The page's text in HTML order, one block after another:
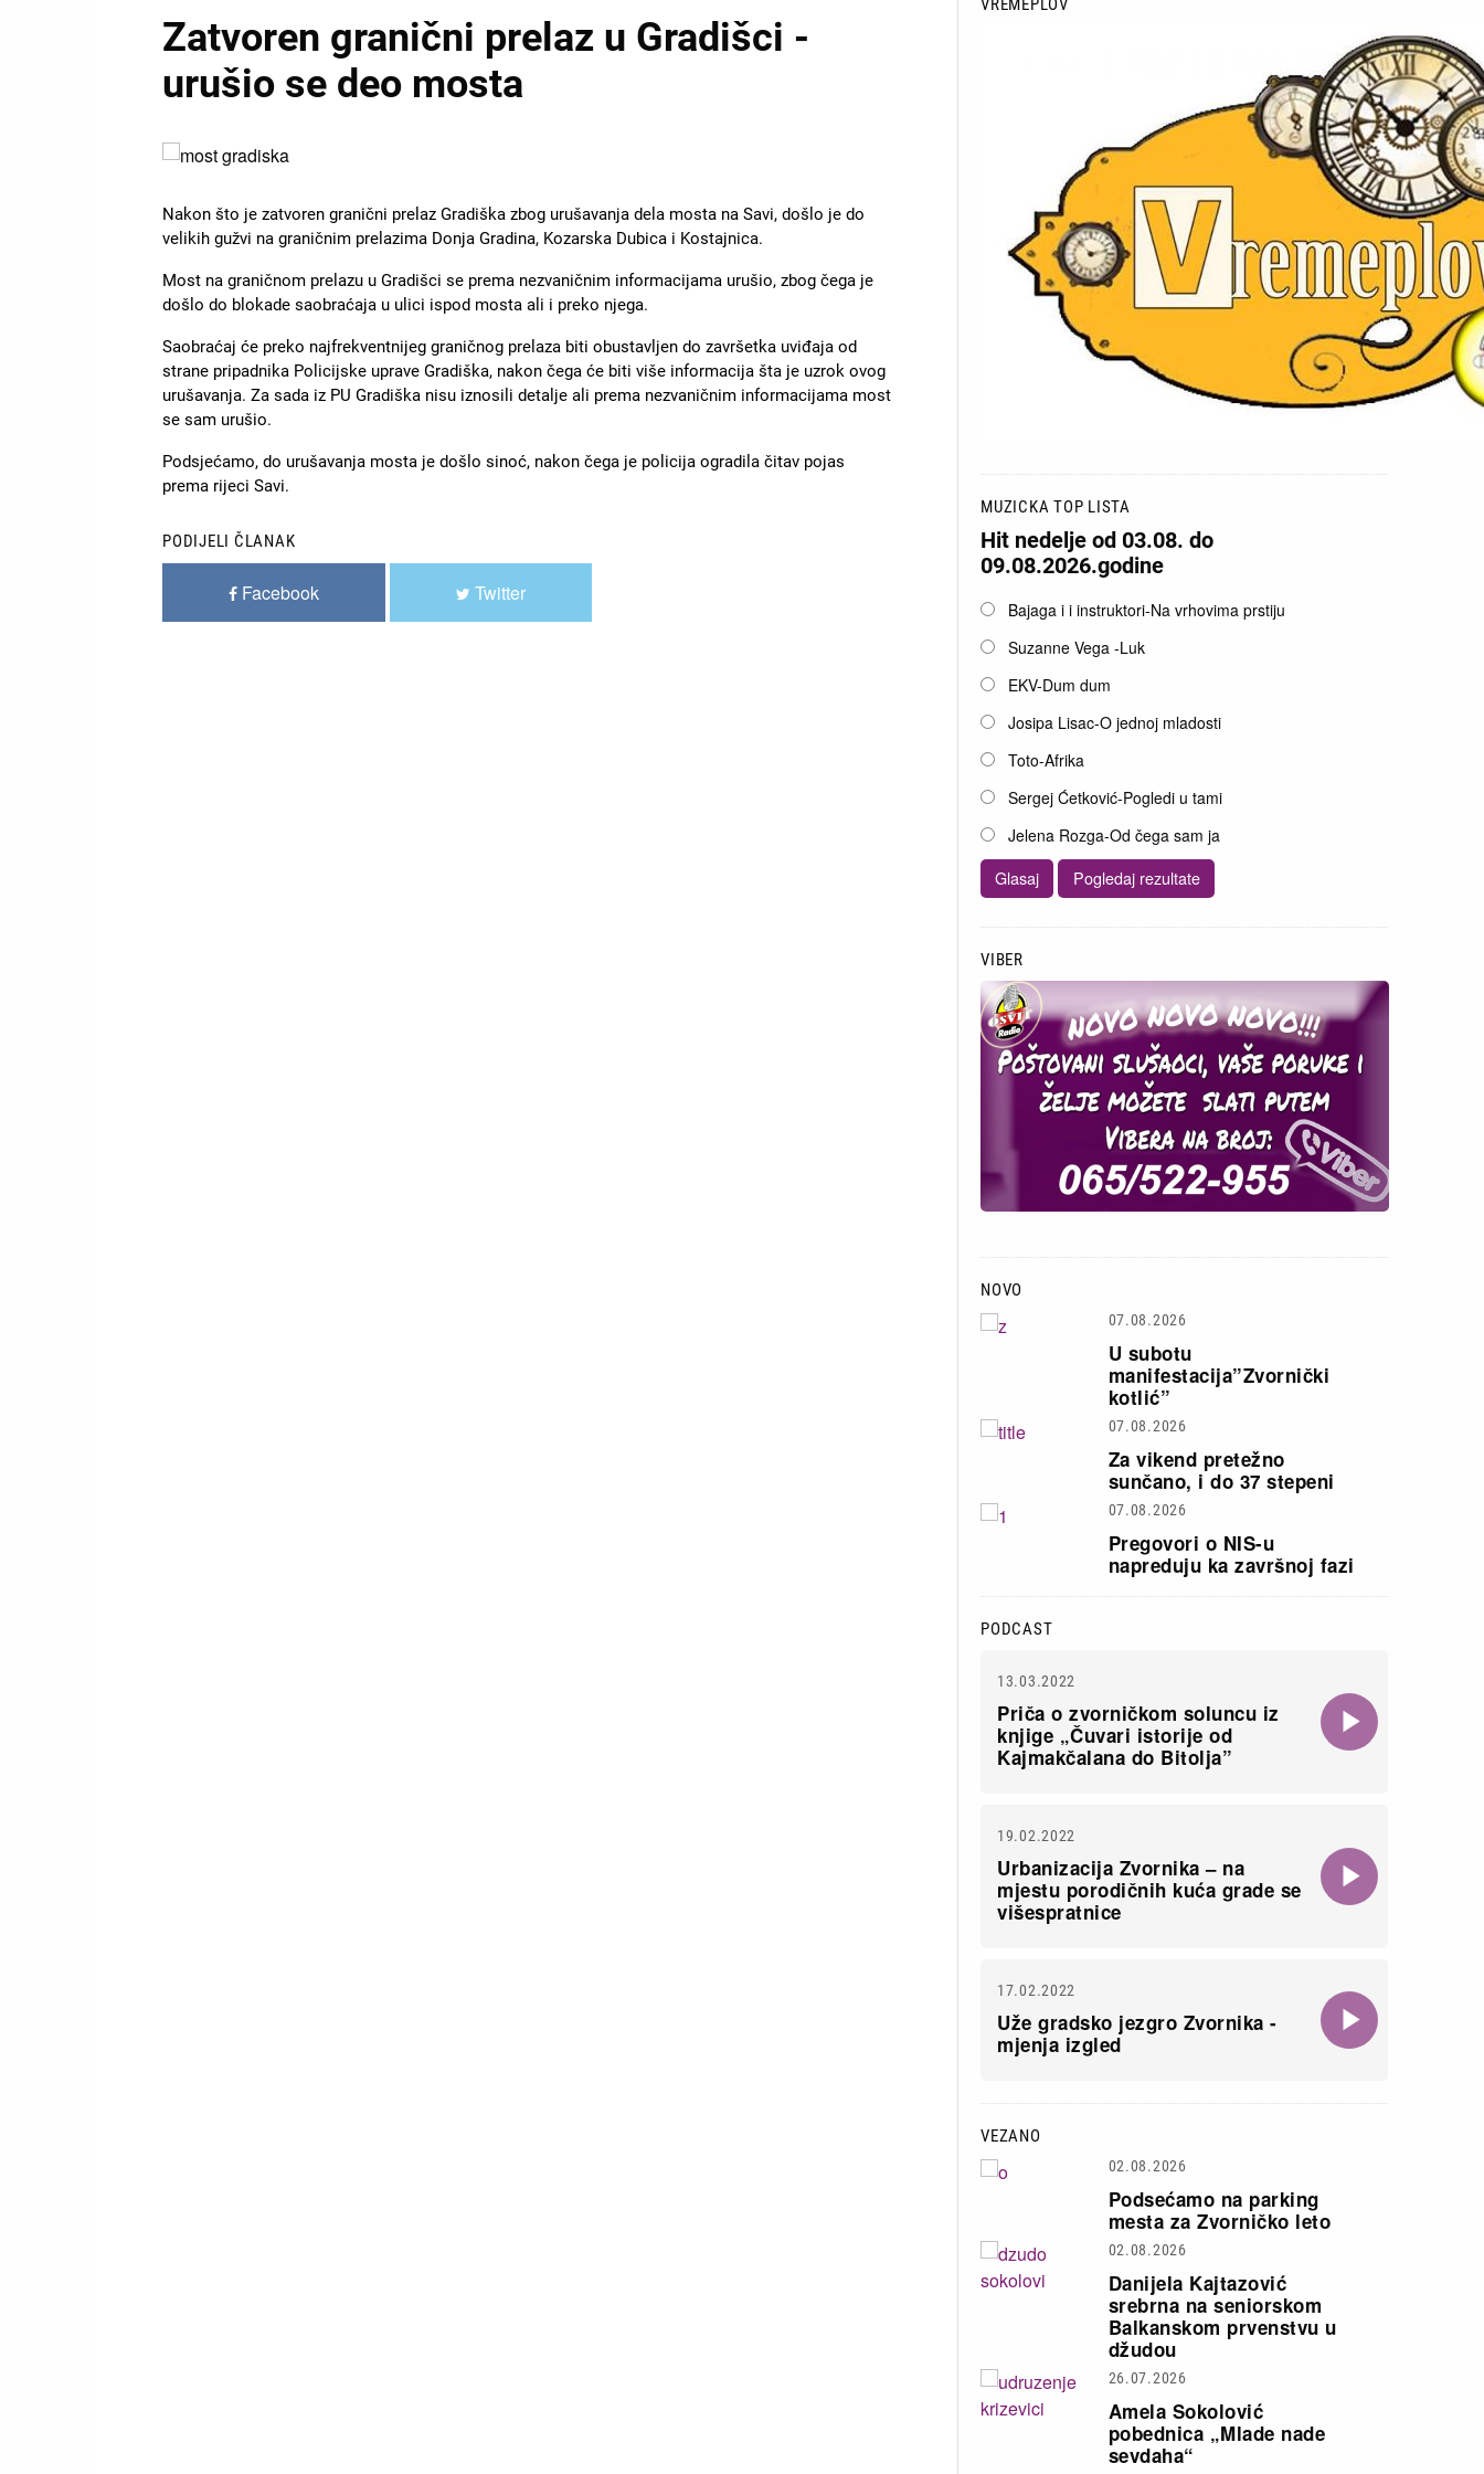
Zatvoren granični prelaz u Gradišci -
urušio se deo mosta
Slika
Nakon što je zatvoren granični prelaz Gradiška zbog urušavanja dela mosta na Savi, došlo je do
velikih gužvi na graničnim prelazima Donja Gradina, Kozarska Dubica i Kostajnica.
Most na graničnom prelazu u Gradišci se prema nezvaničnim informacijama urušio, zbog čega je
došlo do blokade saobraćaja u ulici ispod mosta ali i preko njega.
Saobraćaj će preko najfrekventnijeg graničnog prelaza biti obustavljen do završetka uviđaja od
strane pripadnika Policijske uprave Gradiška, nakon čega će biti više informacija šta je uzrok ovog
urušavanja. Za sada iz PU Gradiška nisu iznosili detalje ali prema nezvaničnim informacijama most
se sam urušio.
Podsjećamo, do urušavanja mosta je došlo sinoć, nakon čega je policija ogradila čitav pojas
prema rijeci Savi.
PODIJELI ČLANAK
Facebook Twitter
VREMEPLOV
MUZICKA TOP LISTA
Hit nedelje od 03.08. do
09.08.2026.godine
OpcijeBajaga i i instruktori-Na vrhovima prstiju
Suzanne Vega -Luk
EKV-Dum dum
Josipa Lisac-O jednoj mladosti
Toto-Afrika
Sergej Ćetković-Pogledi u tami
Jelena Rozga-Od čega sam ja
VIBER
NOVO
07.08.2026
U subotu
manifestacija”Zvornički
kotlić”
07.08.2026
Za vikend pretežno
sunčano, i do 37 stepeni
07.08.2026
Pregovori o NIS-u
napreduju ka završnoj fazi
PODCAST
13.03.2022
Priča o zvorničkom soluncu iz
knjige „Čuvari istorije od
Kajmakčalana do Bitolja”
19.02.2022
Urbanizacija Zvornika – na
mjestu porodičnih kuća grade se
višespratnice
17.02.2022
Uže gradsko jezgro Zvornika -
mjenja izgled
VEZANO
02.08.2026
Podsećamo na parking
mesta za Zvorničko leto
02.08.2026
Danijela Kajtazović
srebrna na seniorskom
Balkanskom prvenstvu u
džudou
26.07.2026
Amela Sokolović
pobednica „Mlade nade
sevdaha“